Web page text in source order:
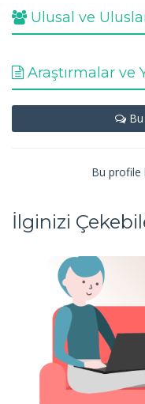
Ulusal ve
Araştırmalar ve
Bu
Bu profile
İlginizi